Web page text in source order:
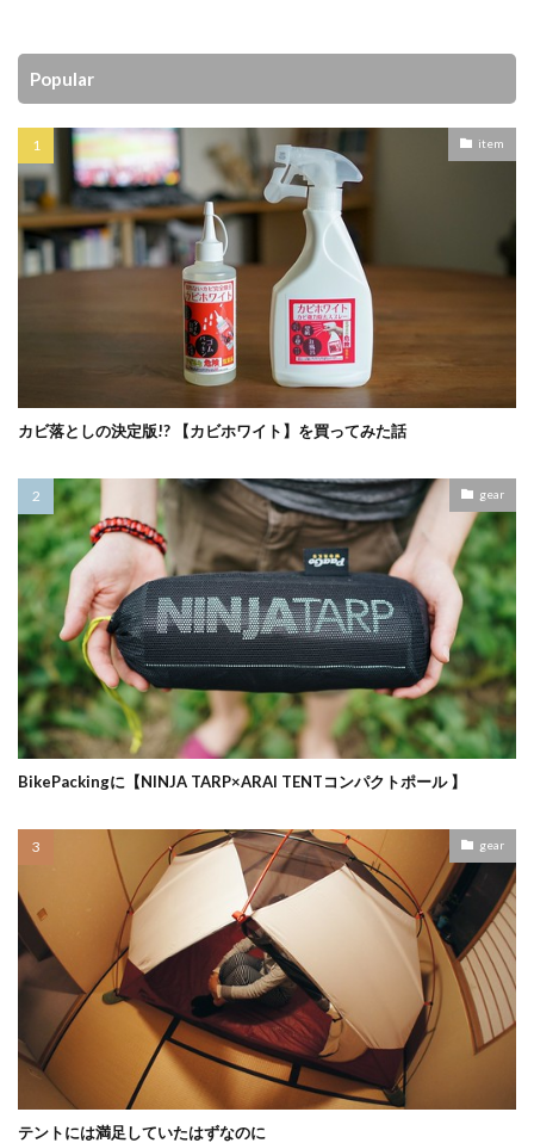
Popular
item
カビ落としの決定版!? 【カビホワイト】を買ってみた話
gear
BikePackingに【NINJA TARP×ARAI TENTコンパクトポール 】
gear
テントには満足していたはずなのに